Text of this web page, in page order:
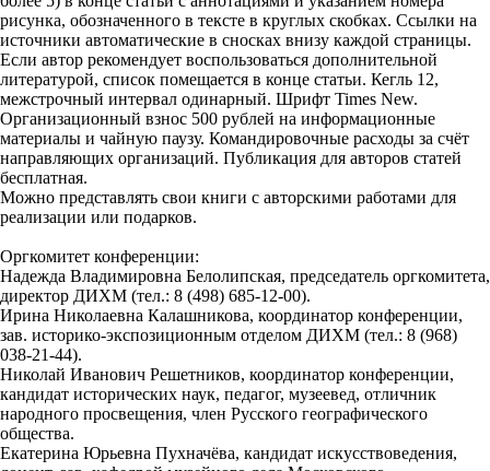
рисунка, обозначенного в тексте в круглых скобках. Ссылки на
источники автоматические в сносках внизу каждой страницы.
Если автор рекомендует воспользоваться дополнительной
литературой, список помещается в конце статьи. Кегль 12,
межстрочный интервал одинарный. Шрифт Times New.
Организационный взнос 500 рублей на информационные
материалы и чайную паузу. Командировочные расходы за счёт
направляющих организаций. Публикация для авторов статей
бесплатная.
Можно представлять свои книги с авторскими работами для
реализации или подарков.
Оргкомитет конференции:
Надежда Владимировна Белолипская, председатель оргкомитета,
директор ДИХМ (тел.: 8 (498) 685-12-00).
Ирина Николаевна Калашникова, координатор конференции,
зав. историко-экспозиционным отделом ДИХМ (тел.: 8 (968)
038-21-44).
Николай Иванович Решетников, координатор конференции,
кандидат исторических наук, педагог, музеевед, отличник
народного просвещения, член Русского географического
общества.
Екатерина Юрьевна Пухначёва, кандидат искусствоведения,